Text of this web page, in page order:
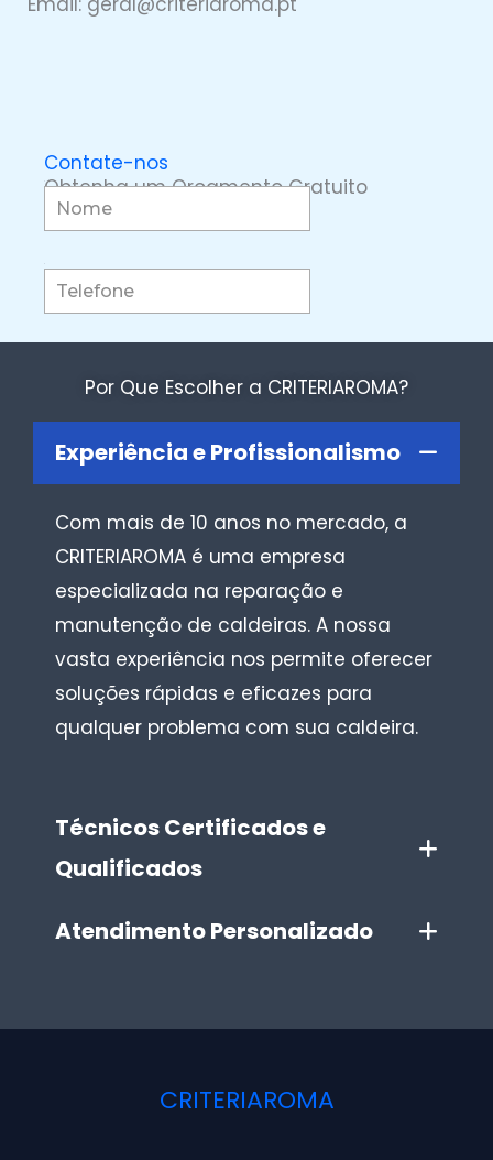
Contate-nos
Obtenha um Orçamento Gratuito
Por Que Escolher a CRITERIAROMA?
Experiência e Profissionalismo
Com mais de 10 anos no mercado, a
CRITERIAROMA é uma empresa
especializada na reparação e
manutenção de caldeiras. A nossa
vasta experiência nos permite oferecer
soluções rápidas e eficazes para
qualquer problema com sua caldeira.
Técnicos Certificados e
Qualificados
Atendimento Personalizado
CRITERIAROMA